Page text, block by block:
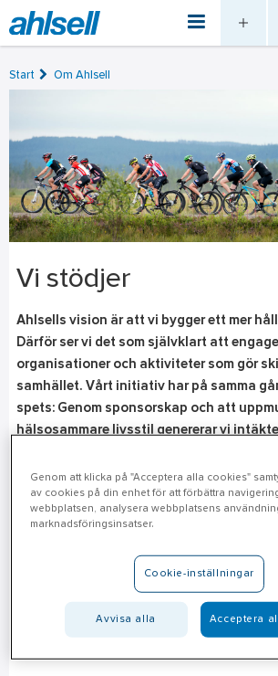
Start Om Ahlsell
Vi stödjer
Ahlsells vision är att vi bygger ett mer
Därför ser vi det som självklart att
organisationer och aktiviteter som gör
samhället. Vårt initiativ har på samma
spets: Genom sponsorskap och att
hälsosammare livsstil genererar vi
Partnerskap
När det kommer till samarbeten vill vi
organisationer som gör skillnad. Vi vill
framtid fylld med hopp och hållbar
att skapa positiva ringar på vattnet vill
Genom att klicka på "Acceptera alla cookies"
av cookies på din enhet för att förbättra
webbplatsen, analysera webbplatsens
marknadsföringsinsatser.
Cookie-inställningar
Avvisa alla Acceptera